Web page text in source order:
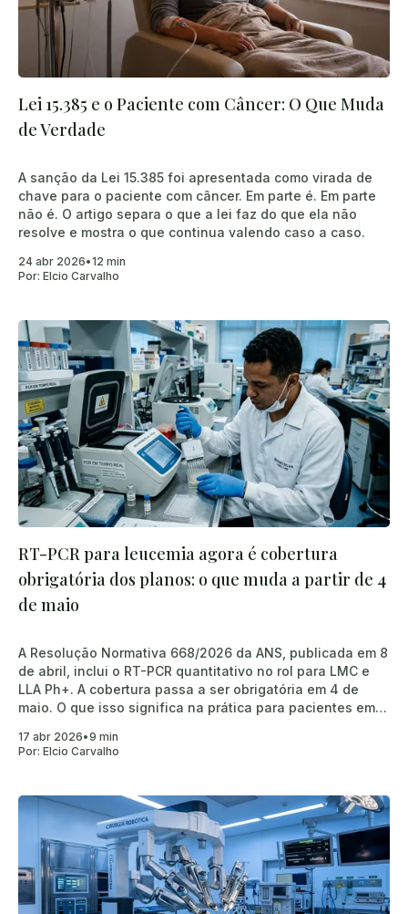
Lei 15.385 e o Paciente com Câncer: O Que Muda
de Verdade
A sanção da Lei 15.385 foi apresentada como virada de
chave para o paciente com câncer. Em parte é. Em parte
não é. O artigo separa o que a lei faz do que ela não
resolve e mostra o que continua valendo caso a caso.
24 abr 2026•12 min
Por: Elcio Carvalho
RT-PCR para leucemia agora é cobertura
obrigatória dos planos: o que muda a partir de 4
de maio
A Resolução Normativa 668/2026 da ANS, publicada em 8
de abril, inclui o RT-PCR quantitativo no rol para LMC e
LLA Ph+. A cobertura passa a ser obrigatória em 4 de
maio. O que isso significa na prática para pacientes em
17 abr 2026•9 min
Por: Elcio Carvalho